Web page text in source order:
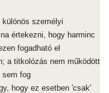
személyi
értekezni, hogy harminc
fogadható el
a titkolózás nem működött
sem fog
hogy ez esetben 'csak'